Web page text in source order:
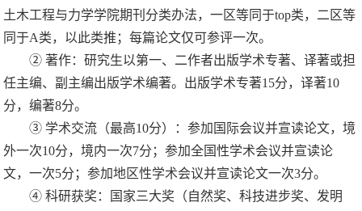
土木工程与力学学院期刊分类办法，一区等同于top类，二区等
同于A类，以此类推；每篇论文仅可参评一次。
② 著作：研究生以第一、二作者出版学术专著、译著或担
任主编、副主编出版学术编著。出版学术专著15分，译著10
分，编著8分。
③ 学术交流 （最高10分）
：参加国际会议并宣读论文，境
外一次10分，境内一次7分；参加全国性学术会议并宣读论
文，一次5分；参加地区性学术会议并宣读论文一次3分。
④ 科研获奖：国家三大奖（自然奖、科技进步奖、发明